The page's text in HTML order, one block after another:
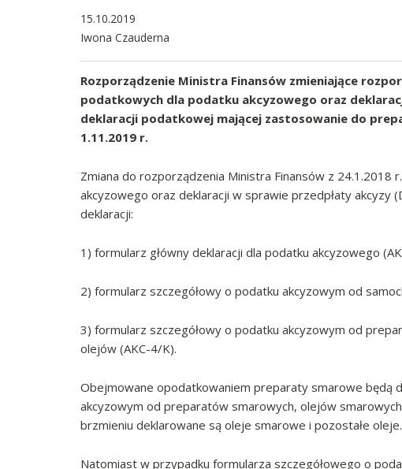
15.10.2019
Iwona Czauderna
Rozporządzenie Ministra Finansów zmieniające
podatkowych dla podatku akcyzowego oraz
deklaracji podatkowej mającej zastosowanie do
1.11.2019 r.
Zmiana do rozporządzenia Ministra Finansów z
akcyzowego oraz deklaracji w sprawie przedpłaty akcyzy
deklaracji:
1) formularz główny deklaracji dla podatku akcyzowego
2) formularz szczegółowy o podatku akcyzowym od
3) formularz szczegółowy o podatku akcyzowym od
olejów (AKC-4/K).
Obejmowane opodatkowaniem preparaty smarowe będą
akcyzowym od preparatów smarowych, olejów
brzmieniu deklarowane są oleje smarowe i pozostałe oleje.
Natomiast w przypadku formularza szczegółowego o